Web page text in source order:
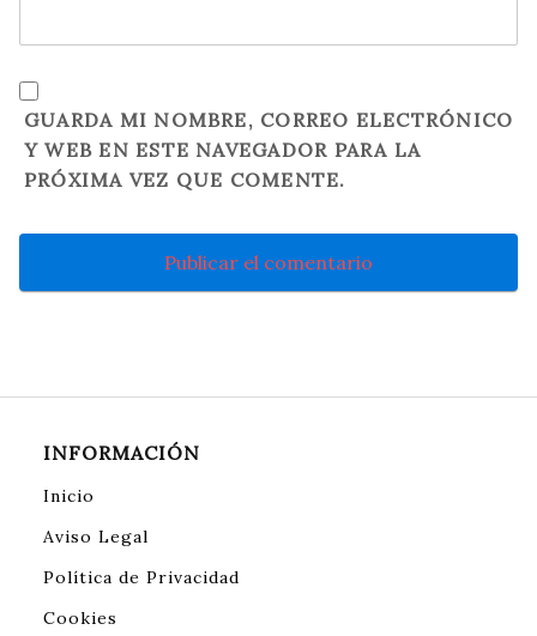
GUARDA MI NOMBRE, CORREO ELECTRÓNICO
Y WEB EN ESTE NAVEGADOR PARA LA
PRÓXIMA VEZ QUE COMENTE.
INFORMACIÓN
Inicio
Aviso Legal
Política de Privacidad
Cookies